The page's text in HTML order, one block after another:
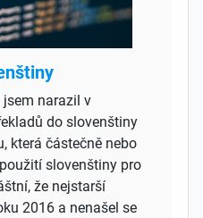
jsem narazil v
do slovenštiny
která částečně nebo
slovenštiny pro
že nejstarší
2016 a nenašel se